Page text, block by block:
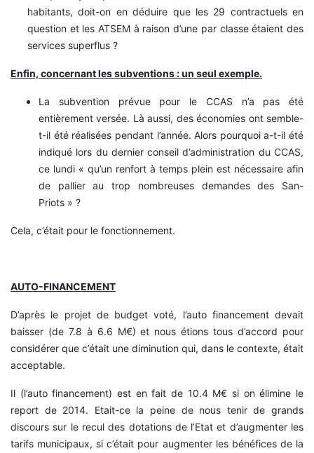
habitants, doit-on en déduire que les 29 contractuels en
question et les ATSEM à raison d’une par classe étaient des
services superflus ?
Enfin, concernant les subventions : un seul exemple.
La subvention prévue pour le CCAS n’a pas été
entièrement versée. Là aussi, des économies ont semble-
t-il été réalisées pendant l’année. Alors pourquoi a-t-il été
indiqué lors du dernier conseil d’administration du CCAS,
ce lundi « qu’un renfort à temps plein est nécessaire afin
de pallier au trop nombreuses demandes des San-
Priots » ?
Cela, c’était pour le fonctionnement.
AUTO-FINANCEMENT
D’après le projet de budget voté, l’auto financement devait
baisser (de 7.8 à 6.6 M€) et nous étions tous d’accord pour
considérer que c’était une diminution qui, dans le contexte, était
acceptable.
Il (l’auto financement) est en fait de 10.4 M€ si on élimine le
report de 2014. Etait-ce la peine de nous tenir de grands
discours sur le recul des dotations de l’Etat et d’augmenter les
tarifs municipaux, si c’était pour augmenter les bénéfices de la